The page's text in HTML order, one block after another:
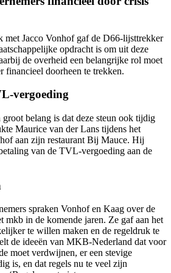
met Jacco Vonhof gaf de D66-lijsttrekker
opdracht is om uit deze
de overheid een belangrijke rol moet
financieel doorheen te trekken.
vergoeding
belang is dat deze steun ook tijdig
Maurice van der Lans tijdens het
aan zijn restaurant Bij Mauce. Hij
van de TVL-vergoeding aan de
spraken Vonhof en Kaag over de
mkb in de komende jaren. Ze gaf aan het
te willen maken en de regeldruk te
de ideeën van MKB-Nederland dat voor
moet verdwijnen, er een stevige
is, en dat regels nu te veel zijn